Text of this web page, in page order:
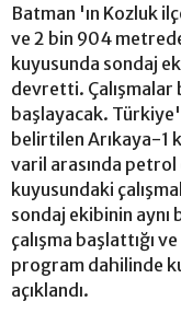
Batman 'ın Kozluk
ve 2 bin 904
kuyusunda sondaj
devretti.
başlayacak.
belirtilen Arıkaya-1
varil arasında petrol
kuyusundaki
sondaj ekibinin
çalışma başlattığı
program dahilinde
açıklandı.